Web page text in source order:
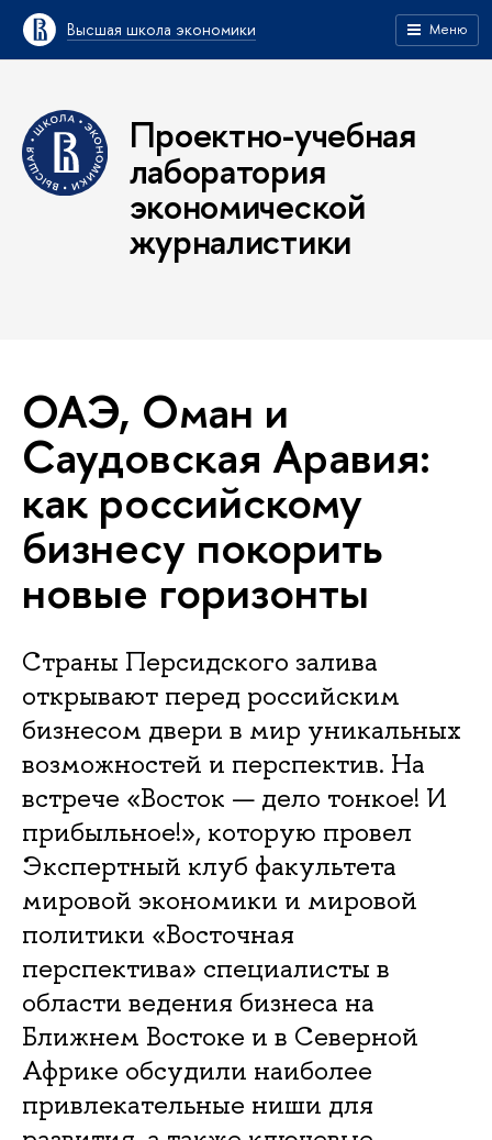
Высшая школа экономики Меню
Проектно-учебная
лаборатория
экономической
журналистики
ОАЭ, Оман и
Саудовская Аравия:
как российскому
бизнесу покорить
новые горизонты
Страны Персидского залива
открывают перед российским
бизнесом двери в мир уникальных
возможностей и перспектив. На
встрече «Восток — дело тонкое! И
прибыльное!», которую провел
Экспертный клуб факультета
мировой экономики и мировой
политики «Восточная
перспектива» специалисты в
области ведения бизнеса на
Ближнем Востоке и в Северной
Африке обсудили наиболее
привлекательные ниши для